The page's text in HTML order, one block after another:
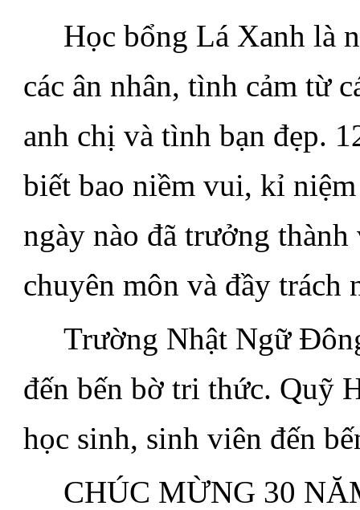
Học bổng Lá Xanh là
các ân nhân, tình cảm từ
anh chị và tình bạn đẹp.
biết bao niềm vui, kỉ
ngày nào đã trưởng
chuyên môn và đầy
Trường Nhật Ngữ
đến bến bờ tri thức. Quỹ
học sinh, sinh viên đến
CHÚC MỪNG 30